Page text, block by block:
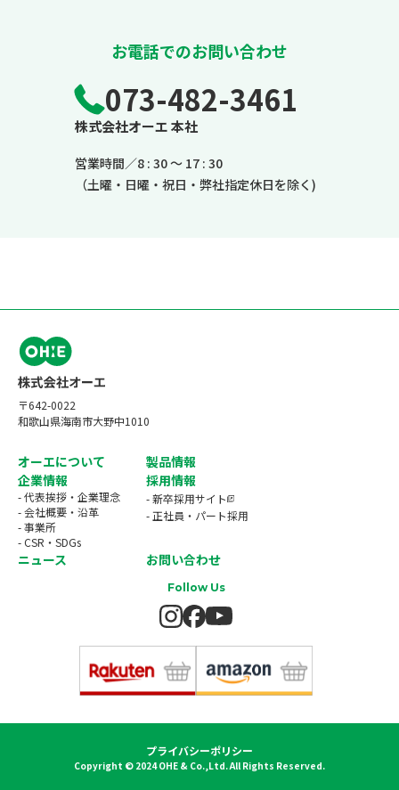
お電話でのお問い合わせ
073-482-3461
株式会社オーエ 本社
営業時間／8 : 30 ～ 17 : 30
（土曜・日曜・祝日・弊社指定休日を除く)
〒642-0022
和歌山県海南市大野中1010
オーエについて
製品情報
企業情報
- 代表挨拶・企業理念
- 会社概要・沿革
- 事業所
- CSR・SDGs
採用情報
- 新卒採用サイト
- 正社員・パート採用
ニュース お問い合わせ
Follow Us
Copyright © 2024 OHE & Co.,Ltd. All Rights Reserved.
プライバシーポリシー